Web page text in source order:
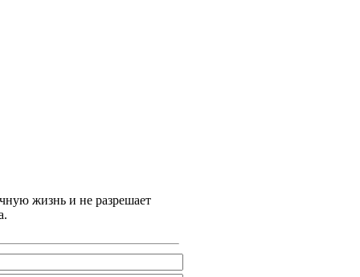
жизнь и не разрешает